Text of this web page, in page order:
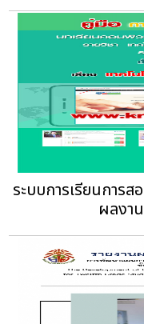
ระบบการเรียนการ
ผลงา